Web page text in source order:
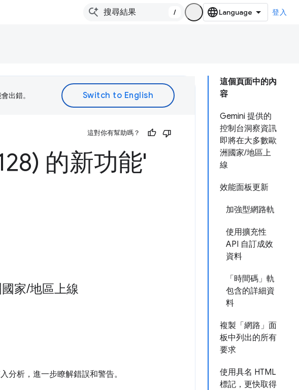
/ 登入
這個頁面中的內
容
Gemini 提供的
控制台洞察資訊
即將在大多數歐
洲國家/地區上
線
效能面板更新
加強型網路軌
使用擴充性
API 自訂成效
資料
「時間碼」軌
包含的詳細資
料
複製「網路」面
板中列出的所有
要求
使用具名 HTML
標記，更快取得
出錯。
這對你有幫助嗎？
的新功能'
家/地區上線
分析，進一步瞭解錯誤和警告。